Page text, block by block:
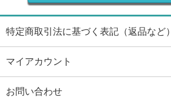
特定商取引法に基づく表記（返品など）
マイアカウント
お問い合わせ